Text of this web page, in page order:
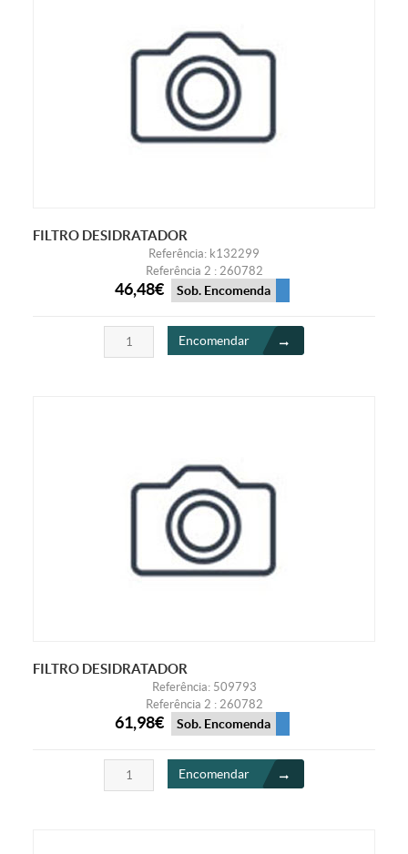
FILTRO DESIDRATADOR
Referência: k132299
Referência 2 : 260782
46,48€ Sob. Encomenda
Encomendar
FILTRO DESIDRATADOR
Referência: 509793
Referência 2 : 260782
61,98€ Sob. Encomenda
Encomendar